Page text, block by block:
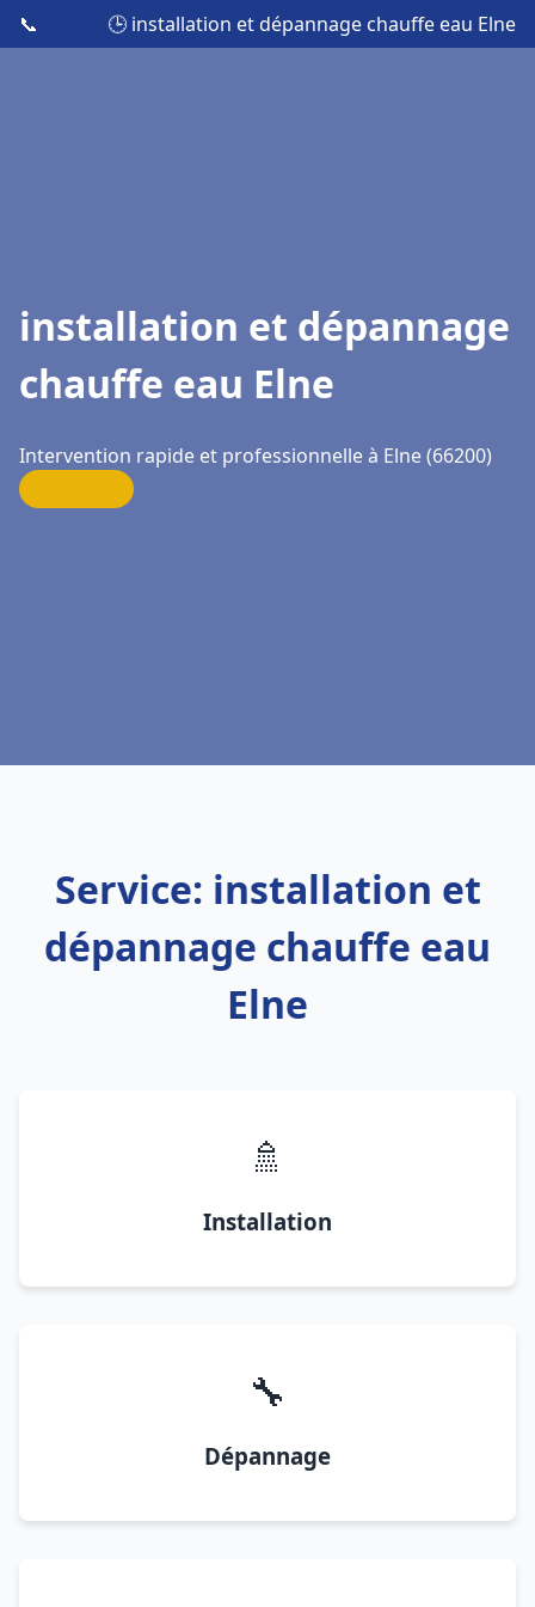
📞 🕒 installation et dépannage chauffe eau Elne
installation et dépannage
chauffe eau Elne
Intervention rapide et professionnelle à Elne (66200)
Service: installation et
dépannage chauffe eau
Elne
🚿
Installation
🔧
Dépannage